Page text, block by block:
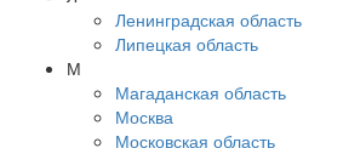
Ленинградская область
Липецкая область
М
Магаданская область
Москва
Московская область